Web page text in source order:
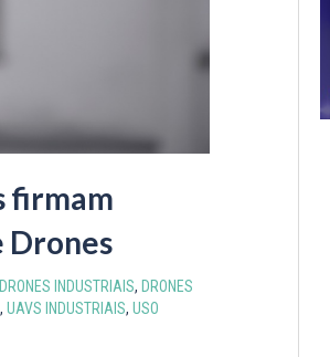
firmam
Drones
DRONES INDUSTRIAIS, DRONES
, UAVS INDUSTRIAIS, USO